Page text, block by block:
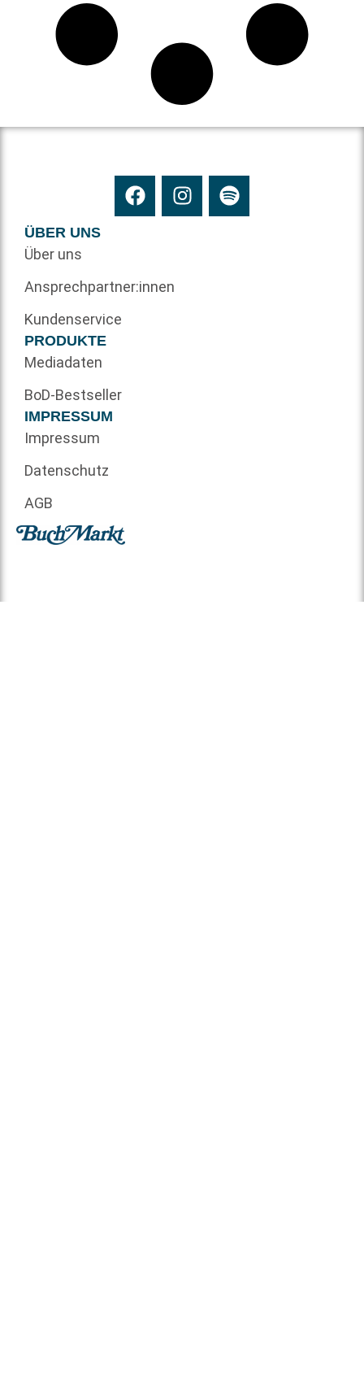
ÜBER UNS
Über uns
Ansprechpartner:innen
Kundenservice
PRODUKTE
Mediadaten
BoD-Bestseller
IMPRESSUM
Impressum
Datenschutz
AGB